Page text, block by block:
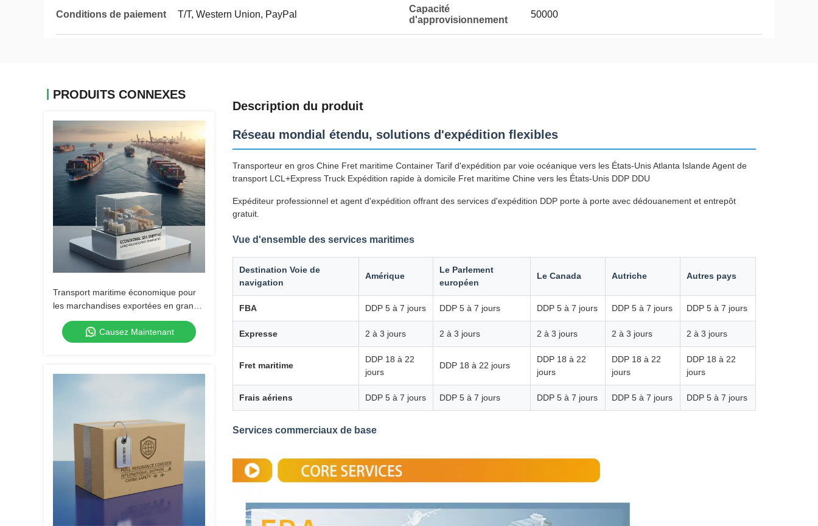
Conditions de paiement T/T, Western Union, PayPal
Capacité
d'approvisionnement
50000
PRODUITS CONNEXES
Transport maritime économique pour
les marchandises exportées en grande
quantité
Causez Maintenant
Description du produit
Réseau mondial étendu, solutions d'expédition flexibles
Transporteur en gros Chine Fret maritime Container Tarif d'expédition par voie océanique vers les États-Unis Atlanta Islande Agent de
transport LCL+Express Truck Expédition rapide à domicile Fret maritime Chine vers les États-Unis DDP DDU
Expéditeur professionnel et agent d'expédition offrant des services d'expédition DDP porte à porte avec dédouanement et entrepôt
gratuit.
Vue d'ensemble des services maritimes
Destination Voie de
navigation
Amérique
Le Parlement
européen
Le Canada Autriche Autres pays
FBA DDP 5 à 7 jours DDP 5 à 7 jours DDP 5 à 7 jours DDP 5 à 7 jours DDP 5 à 7 jours
Expresse 2 à 3 jours 2 à 3 jours 2 à 3 jours 2 à 3 jours 2 à 3 jours
Fret maritime
DDP 18 à 22
jours
DDP 18 à 22 jours
DDP 18 à 22
jours
DDP 18 à 22
jours
DDP 18 à 22
jours
Frais aériens DDP 5 à 7 jours DDP 5 à 7 jours DDP 5 à 7 jours DDP 5 à 7 jours DDP 5 à 7 jours
Services commerciaux de base